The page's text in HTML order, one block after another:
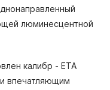
люминесцентной
калибр - ETA
впечатляющим